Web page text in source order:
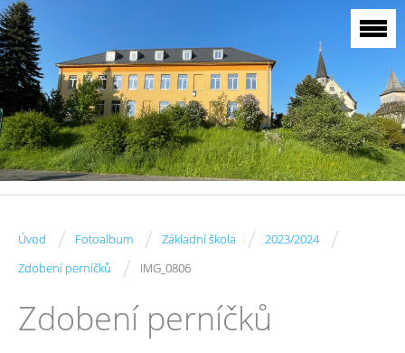
Úvod / Fotoalbum / Základní škola / 2023/2024 /
Zdobení perníčků / IMG_0806
Zdobení perníčků